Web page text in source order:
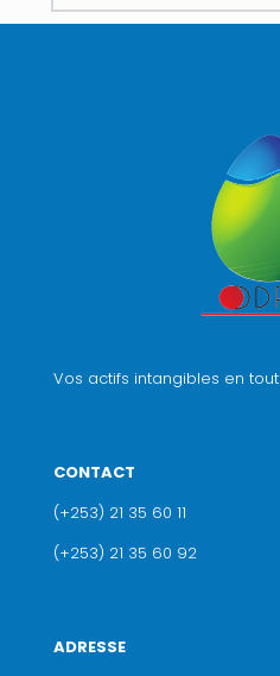
Vos actifs intangibles en
CONTACT
(+253) 21 35 60 11
(+253) 21 35 60 92
ADRESSE